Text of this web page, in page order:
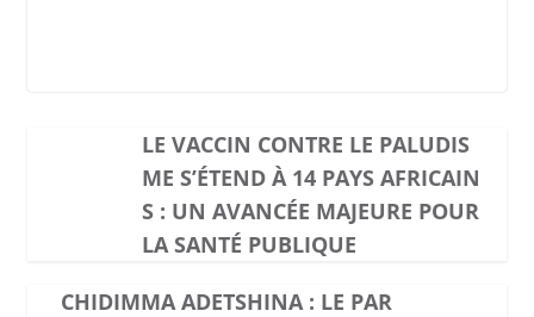
LE VACCIN CONTRE LE PALUDIS
ME S’ÉTEND À 14 PAYS AFRICAIN
S : UN AVANCÉE MAJEURE POUR
LA SANTÉ PUBLIQUE
CHIDIMMA ADETSHINA : LE PAR